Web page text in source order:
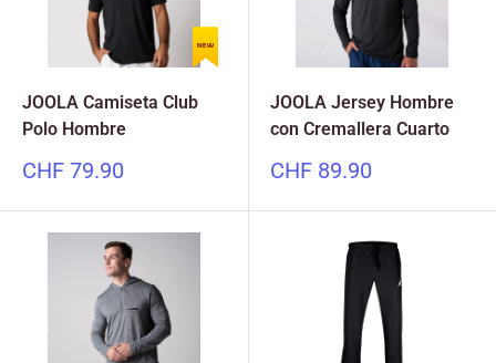
JOOLA Camiseta Club
Polo Hombre
Precio
CHF 79.90
JOOLA Jersey Hombre
con Cremallera Cuarto
Precio
CHF 89.90